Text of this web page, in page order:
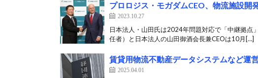
プロロジス・モガダムCEO、物流施設開
2023.10.27
日本法人・山田氏は2024年問題対応で「中継拠点
任者）と日本法人の山田御酒会長兼CEOは10月[…]
賃貸用物流不動産データシステムなど運
2025.04.01